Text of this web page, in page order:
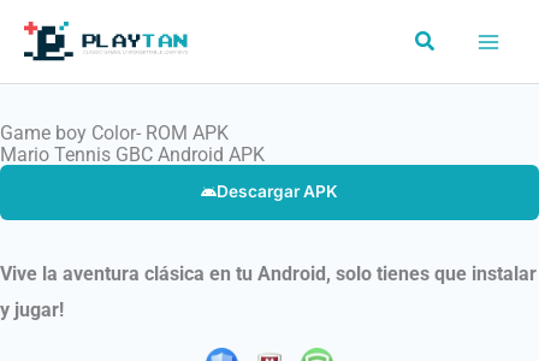
contenido
Buscar
Game boy Color- ROM APK
Mario Tennis GBC Android APK
Descargar APK
Vive la aventura clásica en tu Android, solo tienes que instalar
y jugar!